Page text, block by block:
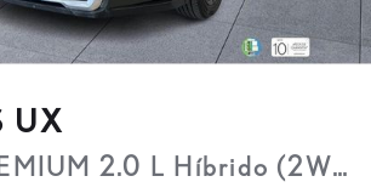
UX
2.0 L Híbrido (2WD)